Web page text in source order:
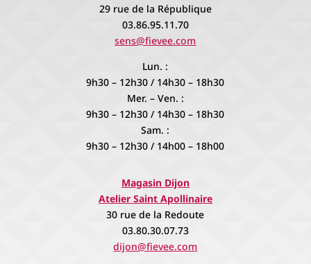
29 rue de la République
03.86.95.11.70
sens@fievee.com
Lun. :
9h30 – 12h30 / 14h30 – 18h30
Mer. – Ven. :
9h30 – 12h30 / 14h30 – 18h30
Sam. :
9h30 – 12h30 / 14h00 – 18h00
Magasin Dijon
Atelier Saint Apollinaire
30 rue de la Redoute
03.80.30.07.73
dijon@fievee.com